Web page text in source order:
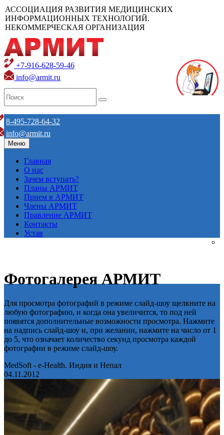
АССОЦИАЦИЯ РАЗВИТИЯ МЕДИЦИНСКИХ
ИНФОРМАЦИОННЫХ ТЕХНОЛОГИЙ.
НЕКОММЕРЧЕСКАЯ ОРГАНИЗАЦИЯ
+7-916-628-59-46
info@armit.ru
8-495-728-64-32
info@armit.ru
Меню
Главная
О нас
Зачем вступать?
Планы АРМИТ
Прием в АРМИТ
Члены АРМИТ
Правление АРМИТ
Контакты
Устав
Фотогалерея АРМИТ
Для просмотра фотографий в режиме слайд-шоу щелкните на
любую фотографию, и когда она увеличится, то под ней
появятся дополнительные возможности просмотра. Нажмите
на надпись слайд-шоу и, при желании, нажмите на число от 1
до 5, что означает количество секунд просмотра каждой
фотографии в режиме слайд-шоу.
MedSoft - e-Health. Индия и Непал
04.11.2012